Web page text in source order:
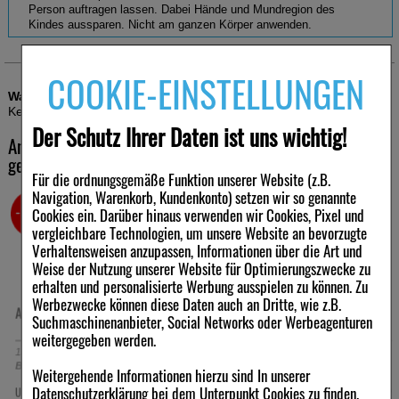
COOKIE-EINSTELLUNGEN
Der Schutz Ihrer Daten ist uns wichtig!
Für die ordnungsgemäße Funktion unserer Website (z.B.
Navigation, Warenkorb, Kundenkonto) setzen wir so genannte
Cookies ein. Darüber hinaus verwenden wir Cookies, Pixel und
vergleichbare Technologien, um unsere Website an bevorzugte
Verhaltensweisen anzupassen, Informationen über die Art und
Weise der Nutzung unserer Website für Optimierungszwecke zu
erhalten und personalisierte Werbung ausspielen zu können. Zu
Werbezwecke können diese Daten auch an Dritte, wie z.B.
Suchmaschinenanbieter, Social Networks oder Werbeagenturen
weitergegeben werden.
Weitergehende Informationen hierzu sind In unserer
Datenschutzerklärungbei dem UnterpunktCookieszu finden.
Person auftragen lassen. Dabei Hände und Mundregion des
Kindes aussparen. Nicht am ganzen Körper anwenden.
Warengruppe
Warnhinweis:
Biozide sicher verwenden. Vor Gebrauch stets
Kennzeichnung und Produktinformation lesen.
Andere Kunden haben ebenfalls folgende Produkte
gekauft
PARACETAMOL 500-1A Pharma
Tabletten
20 Tabletten
UVP: 2,53 €³
-63%
FENISTIL Gel
Statt: 16,08 €²
-44%